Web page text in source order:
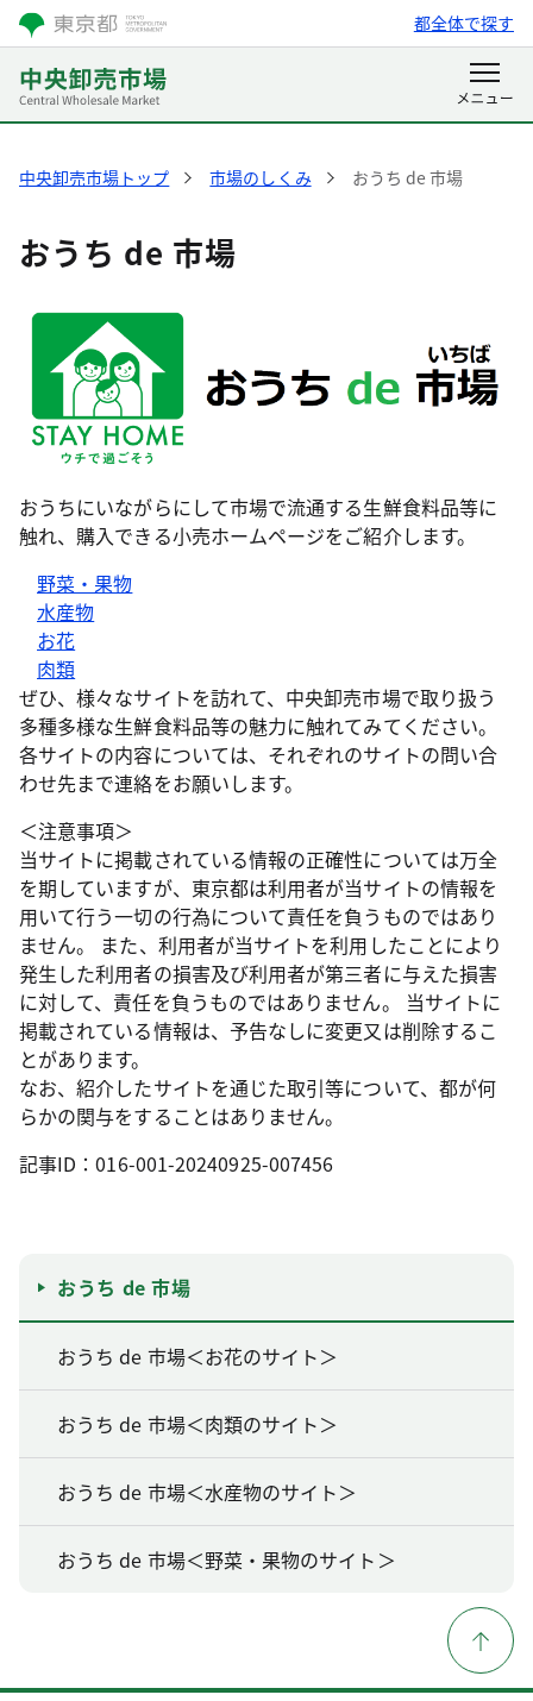
都全体で探す
中央卸売市場トップ 市場のしくみ おうち de 市場
おうち de 市場
おうちにいながらにして市場で流通する生鮮食料品等に
触れ、購入できる小売ホームページをご紹介します。
野菜・果物
水産物
お花
肉類
ぜひ、様々なサイトを訪れて、中央卸売市場で取り扱う
多種多様な生鮮食料品等の魅力に触れてみてください。
各サイトの内容については、それぞれのサイトの問い合
わせ先まで連絡をお願いします。
＜注意事項＞
当サイトに掲載されている情報の正確性については万全
を期していますが、東京都は利用者が当サイトの情報を
用いて行う一切の行為について責任を負うものではあり
ません。 また、利用者が当サイトを利用したことにより
発生した利用者の損害及び利用者が第三者に与えた損害
に対して、責任を負うものではありません。 当サイトに
掲載されている情報は、予告なしに変更又は削除するこ
とがあります。
なお、紹介したサイトを通じた取引等について、都が何
らかの関与をすることはありません。
記事ID：016-001-20240925-007456
おうち de 市場
おうち de 市場＜お花のサイト＞
おうち de 市場＜肉類のサイト＞
おうち de 市場＜水産物のサイト＞
おうち de 市場＜野菜・果物のサイト＞